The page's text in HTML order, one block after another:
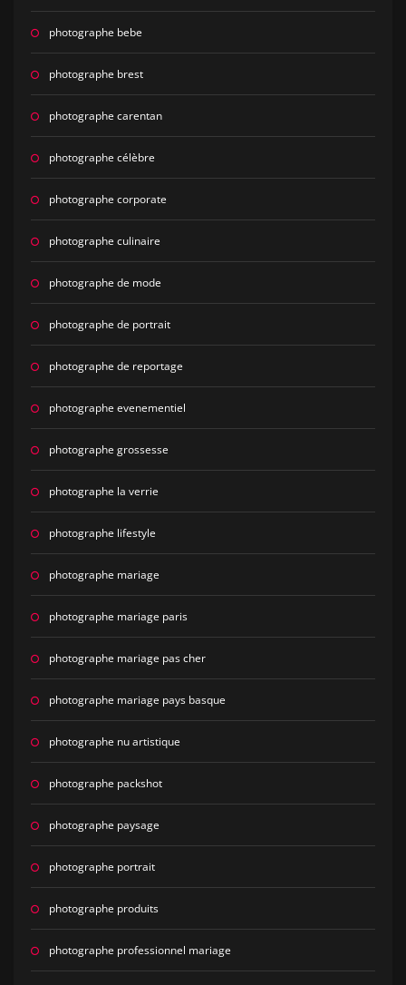
photographe bebe
photographe brest
photographe carentan
photographe célèbre
photographe corporate
photographe culinaire
photographe de mode
photographe de portrait
photographe de reportage
photographe evenementiel
photographe grossesse
photographe la verrie
photographe lifestyle
photographe mariage
photographe mariage paris
photographe mariage pas cher
photographe mariage pays basque
photographe nu artistique
photographe packshot
photographe paysage
photographe portrait
photographe produits
photographe professionnel mariage